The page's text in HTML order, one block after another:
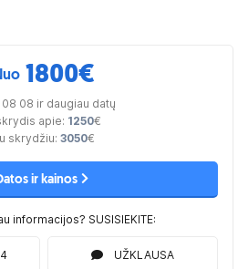
1800€
08 ir daugiau datų
apie: 1250€
skrydžiu: 3050€
ir kainos
informacijos? SUSISIEKITE:
UŽKLAUSA